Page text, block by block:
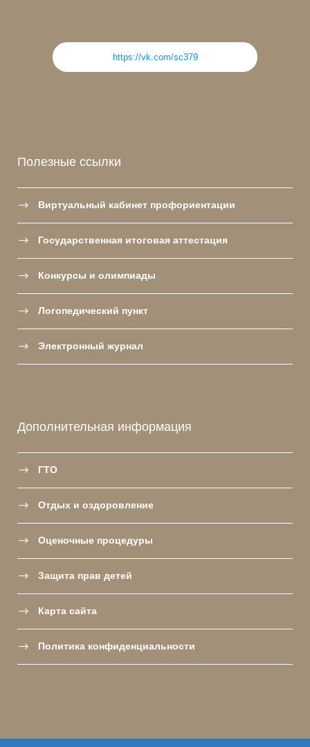
https://vk.com/sc379
Полезные ссылки
Виртуальный кабинет профориентации
Государственная итоговая аттестация
Конкурсы и олимпиады
Логопедический пункт
Электронный журнал
Дополнительная информация
ГТО
Отдых и оздоровление
Оценочные процедуры
Защита прав детей
Карта сайта
Политика конфиденциальности